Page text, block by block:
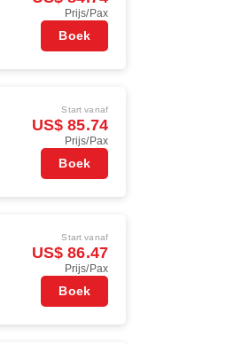
Prijs/Pax
Boek
Start vanaf
US$ 85.74
Prijs/Pax
Boek
Start vanaf
US$ 86.47
Prijs/Pax
Boek